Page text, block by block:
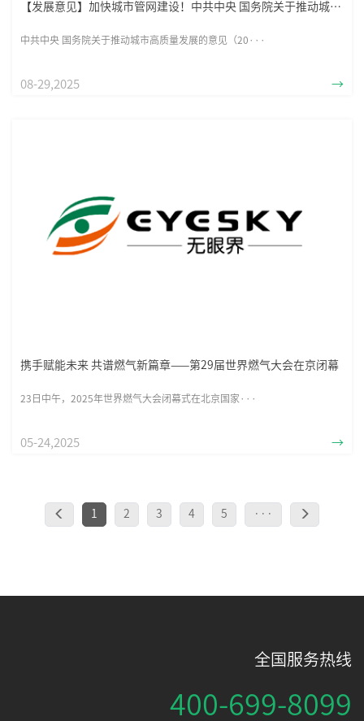
【发展意见】加快城市管网建设！中共中央 国务院关于推动城市高质量发展的意见
中共中央 国务院关于推动城市高质量发展的意见（20···
08-29,2025 →
携手赋能未来 共谱燃气新篇章——第29届世界燃气大会在京闭幕
23日中午，2025年世界燃气大会闭幕式在北京国家···
05-24,2025 →
1 2 3 4 5 ···
全国服务热线
400-699-8099